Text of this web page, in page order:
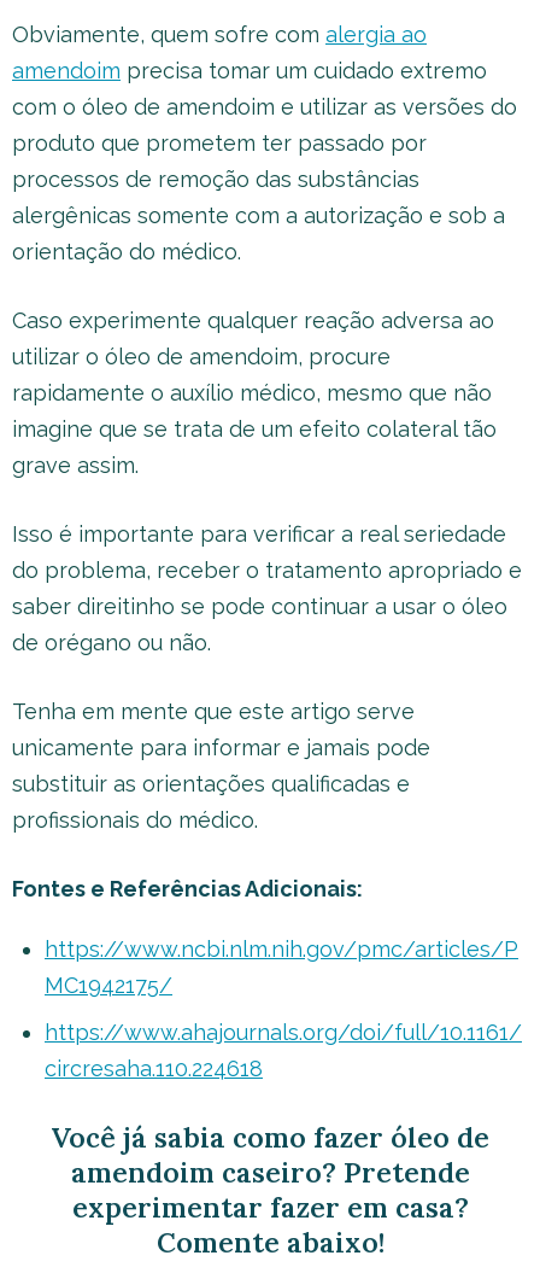
Obviamente, quem sofre com alergia ao
amendoim precisa tomar um cuidado extremo
com o óleo de amendoim e utilizar as versões do
produto que prometem ter passado por
processos de remoção das substâncias
alergênicas somente com a autorização e sob a
orientação do médico.
Caso experimente qualquer reação adversa ao
utilizar o óleo de amendoim, procure
rapidamente o auxílio médico, mesmo que não
imagine que se trata de um efeito colateral tão
grave assim.
Isso é importante para verificar a real seriedade
do problema, receber o tratamento apropriado e
saber direitinho se pode continuar a usar o óleo
de orégano ou não.
Tenha em mente que este artigo serve
unicamente para informar e jamais pode
substituir as orientações qualificadas e
profissionais do médico.
Fontes e Referências Adicionais:
https://www.ncbi.nlm.nih.gov/pmc/articles/P
MC1942175/
https://www.ahajournals.org/doi/full/10.1161/
circresaha.110.224618
Você já sabia como fazer óleo de
amendoim caseiro? Pretende
experimentar fazer em casa?
Comente abaixo!